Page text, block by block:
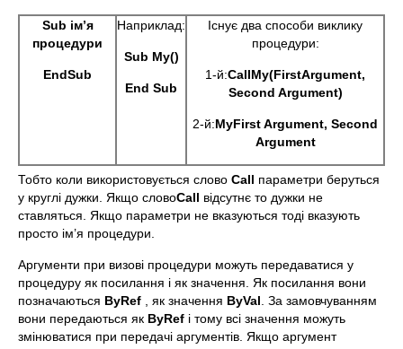
Sub ім’я
процедури
EndSub
Наприклад:
Sub My()
End Sub
Існує два способи виклику
процедури:
1-й:CallMy(FirstArgument,
Second Argument)
2-й:MyFirst Argument, Second
Argument
Тобто коли використовується слово Call параметри беруться
у круглі дужки. Якщо словоCall відсутнє то дужки не
ставляться. Якщо параметри не вказуються тоді вказують
просто ім’я процедури.
Аргументи при визові процедури можуть передаватися у
процедуру як посилання і як значення. Як посилання вони
позначаються ByRef , як значення ByVal . За замовчуванням
вони передаються як ByRef і тому всі значення можуть
змінюватися при передачі аргументів. Якщо аргумент